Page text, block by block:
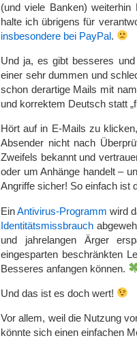
(und viele Banken)
halte ich übrigens für
insbesondere bei PayPal.
Und ja, es gibt besseres
einer sehr dummen und
schon derartige Mails mit
und korrektem Deutsch statt
Hört auf in E-Mails zu
Absender nicht nach
Zweifels bekannt und
oder um Anhänge handelt –
Angriffe sicher! So einfach ist
EinAntivirus-Programm wird
Identitätsmissbrauch
und jahrelangen Ärger
eingesparten beschränkten
Besseres anfangen können.
Und das ist es doch wert!
Vor allem, weil die Nutzung
könnte sich einen einfachen